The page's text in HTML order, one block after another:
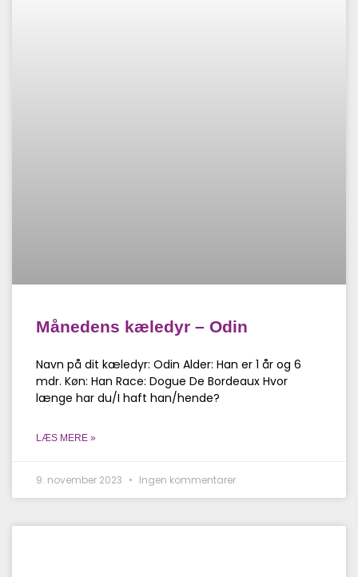
Månedens kæledyr – Odin
Navn på dit kæledyr: Odin Alder: Han er 1 år og 6
mdr. Køn: Han Race: Dogue De Bordeaux Hvor
længe har du/I haft han/hende?
LÆS MERE »
9. november 2023 Ingen kommentarer